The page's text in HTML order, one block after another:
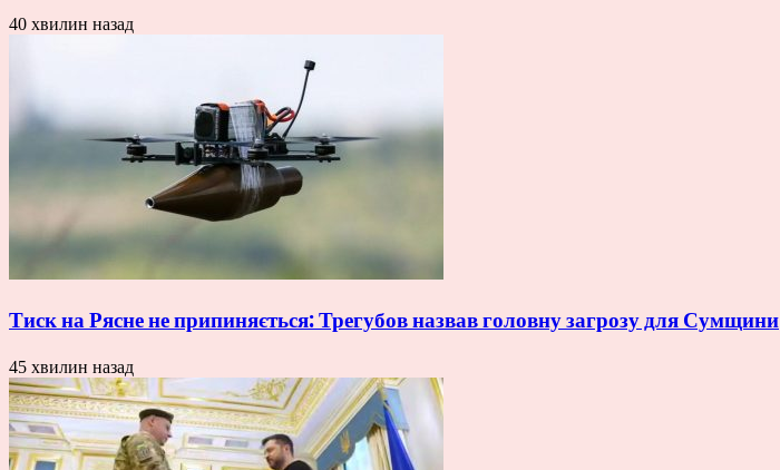
40 хвилин назад
Тиск на Рясне не припиняється: Трегубов назвав головну загрозу для Сумщини
45 хвилин назад